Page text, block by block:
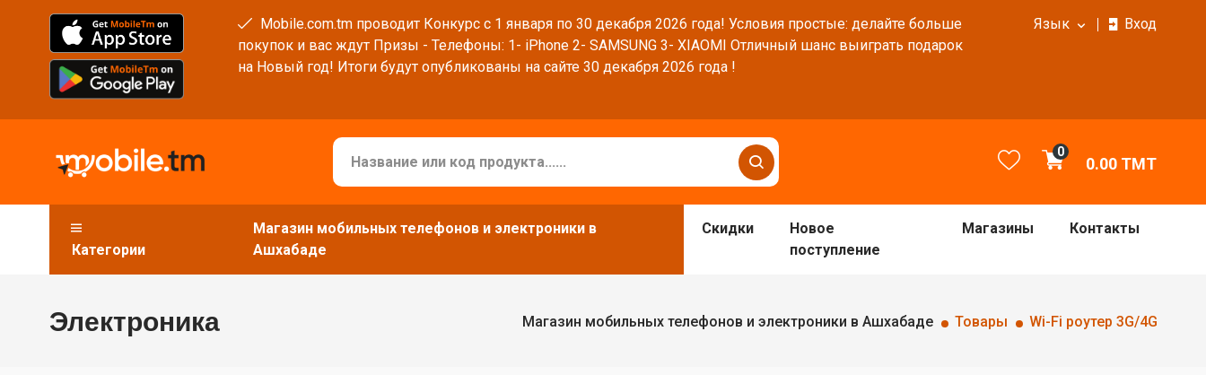
Mobile.com.tm проводит Конкурс с 1 января по 30 декабря 2026 года! Условия простые: делайте больше
покупок и вас ждут Призы - Телефоны: 1- iPhone 2- SAMSUNG 3- XIAOMI Отличный шанс выиграть подарок
на Новый год! Итоги будут опубликованы на сайте 30 декабря 2026 года !
Язык Вход
0
0.00 TMT
Категории
Магазин мобильных телефонов и электроники в
Ашхабаде
Скидки
Новое
поступление
Магазины Контакты
Электроника Магазин мобильных телефонов и электроники в Ашхабаде Товары Wi-Fi роутер 3G/4G